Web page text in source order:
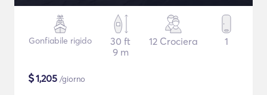
Gonfiabile rigido
30 ft
9 m
12 Crociera 1
$1,205 /giorno